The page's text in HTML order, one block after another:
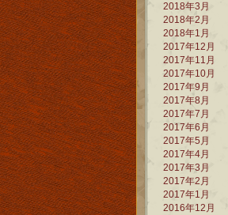
2018年3月
2018年2月
2018年1月
2017年12月
2017年11月
2017年10月
2017年9月
2017年8月
2017年7月
2017年6月
2017年5月
2017年4月
2017年3月
2017年2月
2017年1月
2016年12月